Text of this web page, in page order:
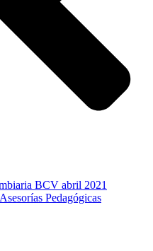
BCV abril 2021
Pedagógicas